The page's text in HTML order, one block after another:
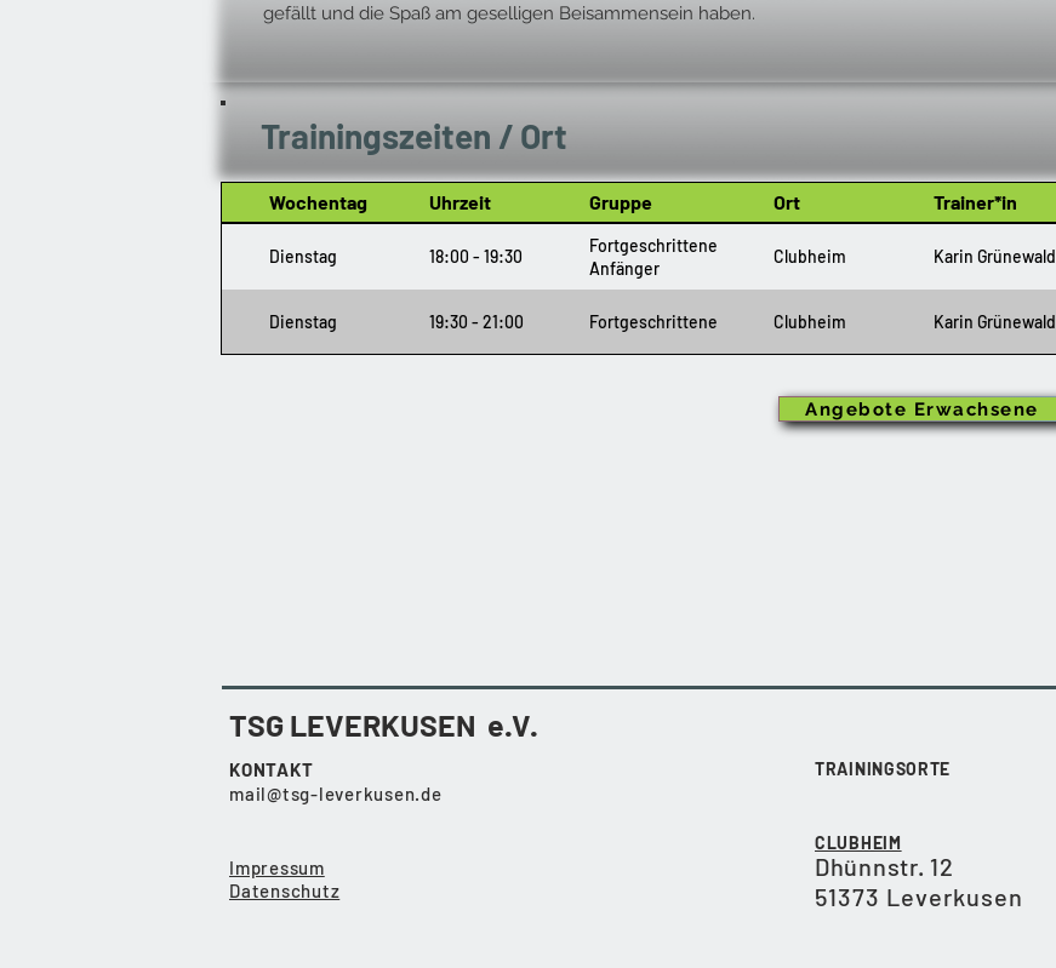
gefällt und die Spaß am geselligen Beisammensein haben.
Trainingszeiten / Ort
Wochentag Uhrzeit Gruppe Ort Trainer*in
Dienstag 18:00 - 19:30
Fortgeschrittene
Anfänger
Clubheim Karin Grünewald
Dienstag 19:30 - 21:00 Fortgeschrittene Clubheim Karin Grünewald
Angebote Erwachsene
TSG LEVERKUSEN e.V.
KONTAKT
mail@tsg-leverkusen.de
Impressum
Datenschutz
TRAININGSORTE
CLUBHEIM
Dhünnstr. 12
51373 Leverkusen